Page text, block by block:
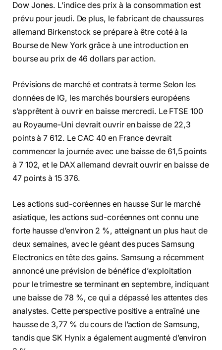
Dow Jones. L’indice des prix à la consommation est
prévu pour jeudi. De plus, le fabricant de chaussures
allemand Birkenstock se prépare à être coté à la
Bourse de New York grâce à une introduction en
bourse au prix de 46 dollars par action.
Prévisions de marché et contrats à terme Selon les
données de IG, les marchés boursiers européens
s’apprêtent à ouvrir en baisse mercredi. Le FTSE 100
au Royaume-Uni devrait ouvrir en baisse de 22,3
points à 7 612. Le CAC 40 en France devrait
commencer la journée avec une baisse de 61,5 points
à 7 102, et le DAX allemand devrait ouvrir en baisse de
47 points à 15 376.
Les actions sud-coréennes en hausse Sur le marché
asiatique, les actions sud-coréennes ont connu une
forte hausse d’environ 2 %, atteignant un plus haut de
deux semaines, avec le géant des puces Samsung
Electronics en tête des gains. Samsung a récemment
annoncé une prévision de bénéfice d’exploitation
pour le trimestre se terminant en septembre, indiquant
une baisse de 78 %, ce qui a dépassé les attentes des
analystes. Cette perspective positive a entraîné une
hausse de 3,77 % du cours de l’action de Samsung,
tandis que SK Hynix a également augmenté d’environ